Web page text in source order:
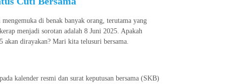
di benak banyak orang, terutama yang
menjadi sorotan adalah 8 Juni 2025. Apakah
akan dirayakan? Mari kita telusuri bersama.
kalender resmi dan surat keputusan bersama (SKB)